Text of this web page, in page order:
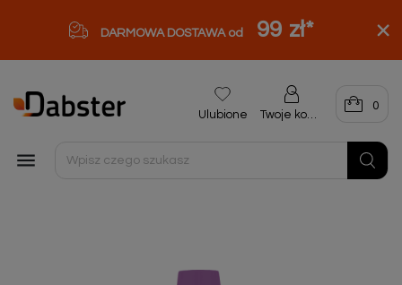
DARMOWA DOSTAWA od 99 zł*

Ulubione Twoje konto
0